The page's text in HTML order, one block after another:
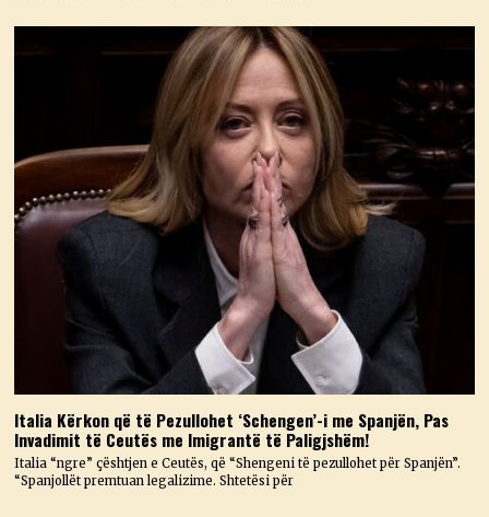
Italia Kërkon që të Pezullohet ‘Schengen’-i me Spanjën, Pas
Invadimit të Ceutës me Imigrantë të Paligjshëm!
Italia “ngre” çështjen e Ceutës, që “Shengeni të pezullohet për Spanjën”.
“Spanjollët premtuan legalizime. Shtetësi për